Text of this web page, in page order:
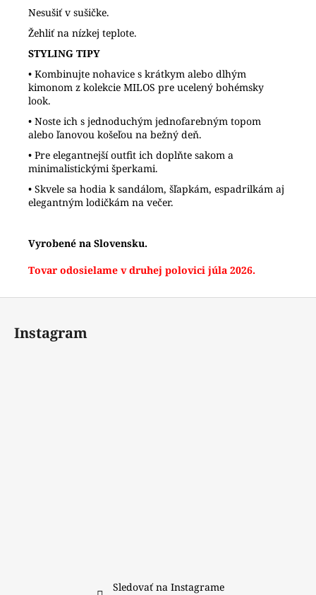
Nesušiť v sušičke.
Žehliť na nízkej teplote.
STYLING TIPY
• Kombinujte nohavice s krátkym alebo dlhým
kimonom z kolekcie MILOS pre ucelený bohémsky
look.
• Noste ich s jednoduchým jednofarebným topom
alebo ľanovou košeľou na bežný deň.
• Pre elegantnejší outfit ich doplňte sakom a
minimalistickými šperkami.
• Skvele sa hodia k sandálom, šľapkám, espadrilkám aj
elegantným lodičkám na večer.
Vyrobené na Slovensku.
Tovar odosielame v druhej polovici júla 2026.
Instagram
Sledovať na Instagrame